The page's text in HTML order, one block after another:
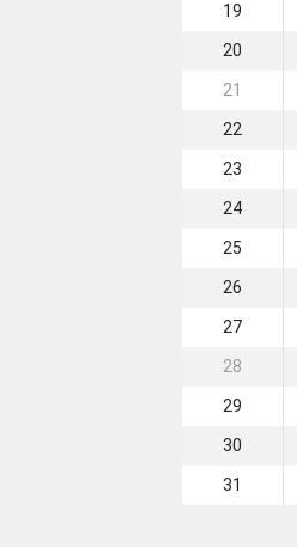
19
20
21
22
23
24
25
26
27
28
29
30
31